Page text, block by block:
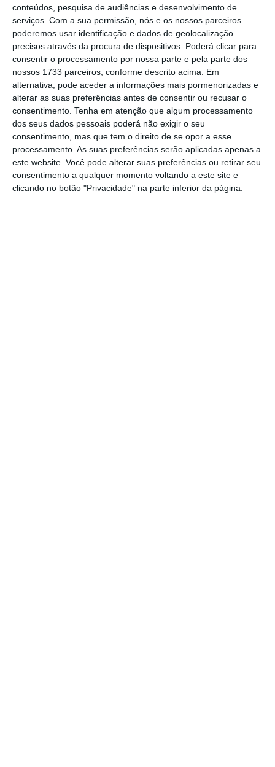
conteúdos, pesquisa de audiências e desenvolvimento de
serviços. Com a sua permissão, nós e os nossos parceiros
poderemos usar identificação e dados de geolocalização
precisos através da procura de dispositivos. Poderá clicar para
consentir o processamento por nossa parte e pela parte dos
nossos 1733 parceiros, conforme descrito acima. Em
alternativa, pode aceder a informações mais pormenorizadas e
alterar as suas preferências antes de consentir ou recusar o
consentimento. Tenha em atenção que algum processamento
dos seus dados pessoais poderá não exigir o seu
consentimento, mas que tem o direito de se opor a esse
processamento. As suas preferências serão aplicadas apenas a
este website. Você pode alterar suas preferências ou retirar seu
consentimento a qualquer momento voltando a este site e
clicando no botão "Privacidade" na parte inferior da página.
Silenciosa, inteligente e pensada para climas
reais
Um dos aspetos mais relevantes do modelo NG éo
seu funcionamento ultrassilencioso, um ponto
crítico para a sua integração urbana. Inclui ainda
sistemas inteligentes de análise meteorológica,